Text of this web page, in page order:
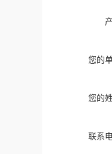
您的
您的
联系